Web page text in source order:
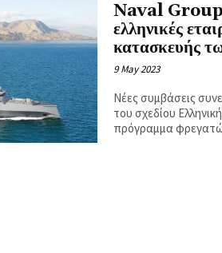
Naval Group:
ελληνικές
κατασκευής
9 May 2023
Νέες συμβάσεις
του σχεδίου
πρόγραμμα